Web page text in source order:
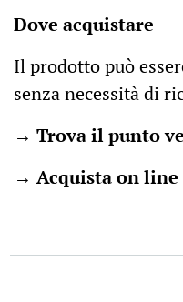
Dove acquistare
Il prodotto può
senza necessità di
→ Trova il punto
→ Acquista on line